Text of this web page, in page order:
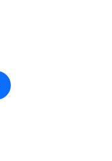
vnými letenkami od ob
letsvet.cz